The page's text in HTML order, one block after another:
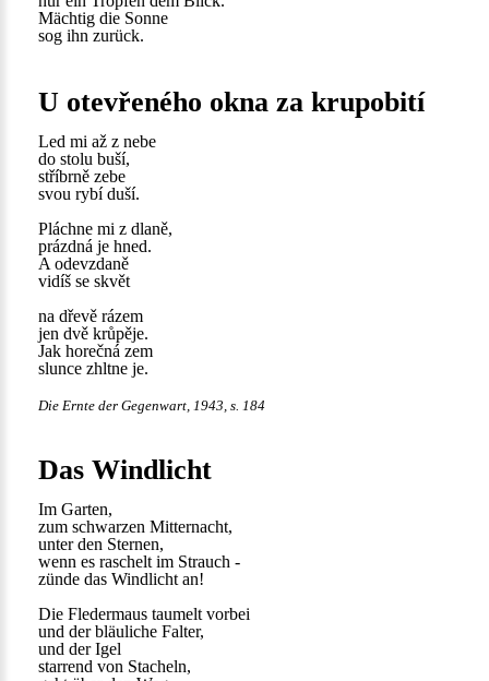
Mächtig die Sonne
sog ihn zurück.
U otevřeného okna za krupobití
Led mi až z nebe
do stolu buší,
stříbrně zebe
svou rybí duší.
Pláchne mi z dlaně,
prázdná je hned.
A odevzdaně
vidíš se skvět
na dřevě rázem
jen dvě krůpěje.
Jak horečná zem
slunce zhltne je.
Die Ernte der Gegenwart, 1943, s. 184
Das Windlicht
Im Garten,
zum schwarzen Mitternacht,
unter den Sternen,
wenn es raschelt im Strauch -
zünde das Windlicht an!
Die Fledermaus taumelt vorbei
und der bläuliche Falter,
und der Igel
starrend von Stacheln,